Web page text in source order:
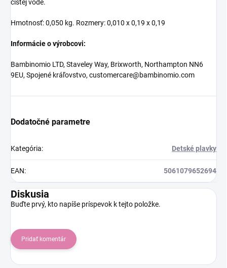
čistej vode.
Hmotnosť: 0,050 kg. Rozmery: 0,010 x 0,19 x 0,19
Informácie o výrobcovi:
Bambinomio LTD, Staveley Way, Brixworth, Northampton NN6
9EU, Spojené kráľovstvo, customercare@bambinomio.com
Dodatočné parametre
Kategória: Detské plavky
EAN: 5061079652694
Diskusia
Buďte prvý, kto napíše príspevok k tejto položke.
Pridať komentár